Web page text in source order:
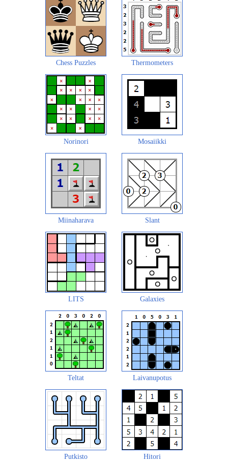
Chess Puzzles Thermometers
Norinori Mosaiikki
Miinaharava Slant
LITS Galaxies
Teltat Laivanupotus
Putkisto Hitori